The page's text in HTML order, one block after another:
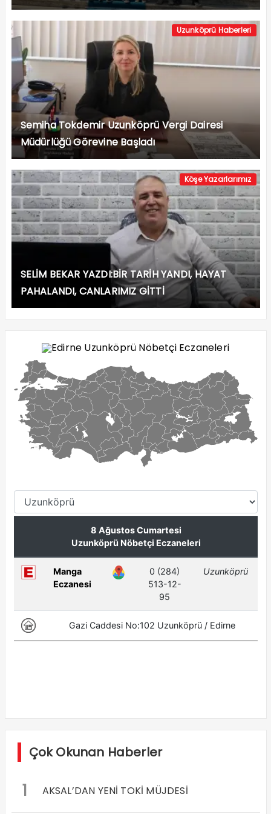
Uzunköprü Haberleri
Semiha Tokdemir Uzunköprü Vergi Dairesi
Müdürlüğü Görevine Başladı
Köşe Yazarlarımız
SELİM BEKAR YAZDI:BİR TARİH YANDI, HAYAT
PAHALANDI, CANLARIMIZ GİTTİ
Çok Okunan Haberler
1 AKSAL’DAN YENİ TOKİ MÜJDESİ